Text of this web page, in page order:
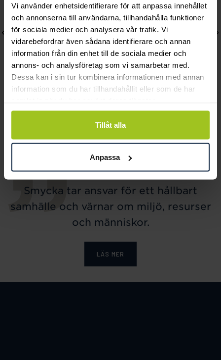
Vi använder enhetsidentifierare för att anpassa innehållet
och annonserna till användarna, tillhandahålla funktioner
för sociala medier och analysera vår trafik. Vi
vidarebefordrar även sådana identifierare och annan
information från din enhet till de sociala medier och
annons- och analysföretag som vi samarbetar med.
Dessa kan i sin tur kombinera informationen med annan
information som du har tillhandahållit eller som de har
Tillåt alla
Anpassa
Amelia Necklace /
Pris:695 kr
695 kr
17,5
Pris:1 890 kr
1 890 kr
Smycka tar ansvar för ett hållbart
samhälle och värnar om miljö, resurser
och människor.
LÄS MER